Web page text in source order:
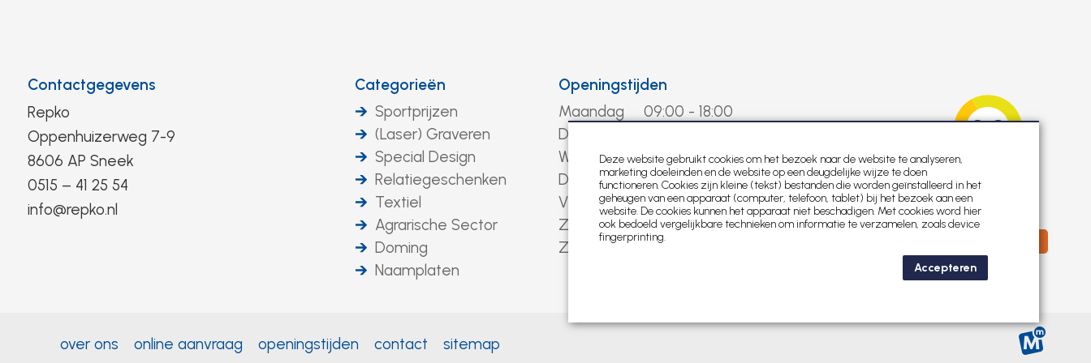
Contactgegevens
Repko
Oppenhuizerweg 7-9
8606 AP Sneek
0515 – 41 25 54
info@repko.nl
Categorieën
Sportprijzen
(Laser) Graveren
Special Design
Relatiegeschenken
Textiel
Agrarische Sector
Doming
Naamplaten
Openingstijden
Maandag
09:00 - 18:00
Dinsdag
Woensdag
09:00 - 18:00
Donderdag 09:00 - 18:00
Vrijdag
09:00 - 18:00
Zaterdag
gesloten
Zondag
gesloten
over ons online aanvraag openingstijden contact sitemap
Deze website gebruikt cookies om het bezoek naar de website te analyseren,
marketing doeleinden en de website op een deugdelijke wijze te doen
functioneren. Cookies zijn kleine (tekst) bestanden die worden geïnstalleerd in het
geheugen van een apparaat (computer, telefoon, tablet) bij het bezoek aan een
website. De cookies kunnen het apparaat niet beschadigen. Met cookies word hier
ook bedoeld vergelijkbare technieken om informatie te verzamelen, zoals device
fingerprinting.
Accepteren